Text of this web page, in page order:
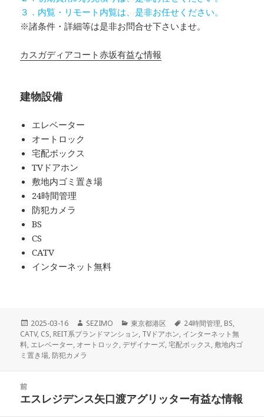
３．内覧・リモート内覧は、是非お任せください。
※諸条件・詳細等は是非お問合せ下さいませ。
カスガディアコート赤坂有益な情報
建物設備
エレベーター
オートロック
宅配ボックス
TVドアホン
敷地内ゴミ置き場
24時間管理
防犯カメラ
BS
CS
CATV
インターネット無料
投
稿
日:
2025-03-16
作
成
者
SEZIMO
カ
テ
ゴ
東京都港区
タ
グ
24時間管理, BS,
CATV, CS, REIT系ブランドマンション, TVドアホン, インターネット無
料, エレベーター, オートロック,デザイナーズ,宅配ボックス, 敷地内ゴ
ミ置き場,防犯カメラ
前
前
エスレジデンス矢口渡アグリッター有益な情報